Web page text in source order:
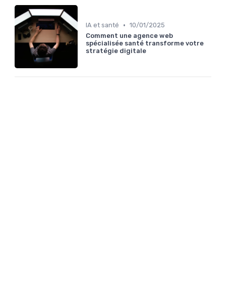
IA et santé • 10/01/2025
Comment une agence web
spécialisée santé transforme votre
stratégie digitale